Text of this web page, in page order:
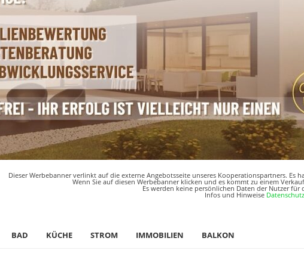
Dieser Werbebanner verlinkt auf die externe Angebotsseite unseres Kooperationspartners. Es
Wenn Sie auf diesen Werbebanner klicken und es kommt zu einem
Es werden keine persönlichen Daten der Nutzer
Infos und Hinweise
BAD KÜCHE STROM IMMOBILIEN BALKON